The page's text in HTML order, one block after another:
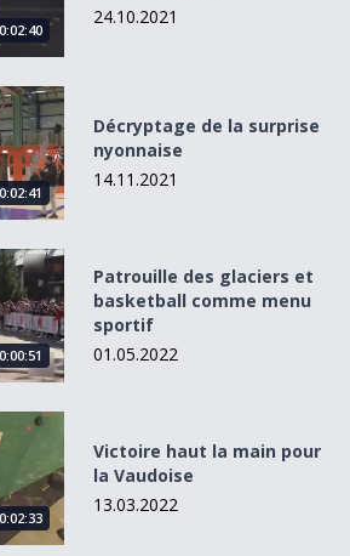
24.10.2021
nyonnaise
Décryptage de la surprise
nyonnaise
14.11.2021
et basketball comme menu sportif
Patrouille des glaciers et
basketball comme menu
sportif
01.05.2022
pour la Vaudoise
Victoire haut la main pour
la Vaudoise
13.03.2022